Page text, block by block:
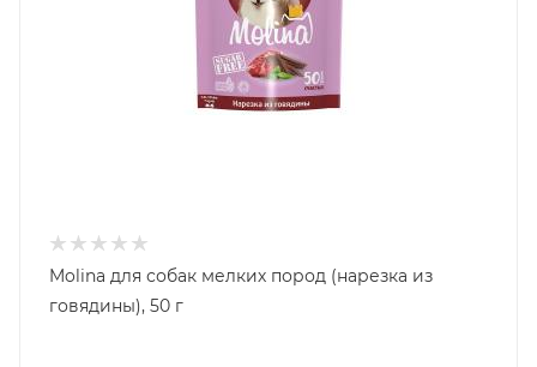
Molina для собак мелких пород (нарезка из
говядины), 50 г